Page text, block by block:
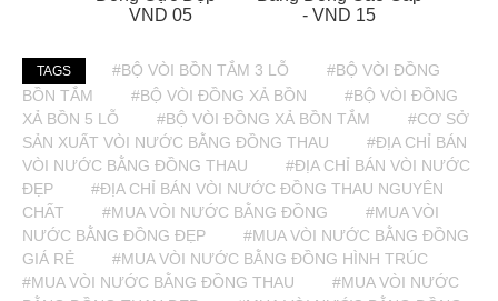
VND 05
- VND 15
TAGS #BỘ VÒI BỒN TẮM 3 LỖ
#BỘ VÒI ĐỒNG
BỒN TẮM
#BỘ VÒI ĐỒNG XẢ BỒN
#BỘ VÒI ĐỒNG
XẢ BỒN 5 LỖ
#BỘ VÒI ĐỒNG XẢ BỒN TẮM
#CƠ SỞ
SẢN XUẤT VÒI NƯỚC BẰNG ĐỒNG THAU
#ĐỊA CHỈ BÁN
VÒI NƯỚC BẰNG ĐỒNG THAU
#ĐỊA CHỈ BÁN VÒI NƯỚC
ĐẸP
#ĐỊA CHỈ BÁN VÒI NƯỚC ĐỒNG THAU NGUYÊN
CHẤT
#MUA VÒI NƯỚC BẰNG ĐỒNG
#MUA VÒI
NƯỚC BẰNG ĐỒNG ĐẸP
#MUA VÒI NƯỚC BẰNG ĐỒNG
GIÁ RẺ
#MUA VÒI NƯỚC BẰNG ĐỒNG HÌNH TRÚC
#MUA VÒI NƯỚC BẰNG ĐỒNG THAU
#MUA VÒI NƯỚC